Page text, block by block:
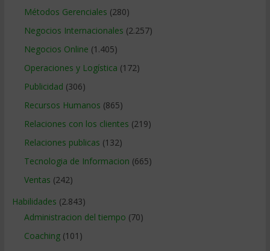
Métodos Gerenciales (280)
Negocios Internacionales (2.257)
Negocios Online (1.405)
Operaciones y Logística (172)
Publicidad (306)
Recursos Humanos (865)
Relaciones con los clientes (219)
Relaciones publicas (132)
Tecnologia de Informacion (665)
Ventas (242)
Habilidades (2.843)
Administracion del tiempo (70)
Coaching(101)